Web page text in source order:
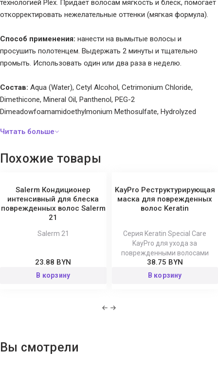
технологией Plex. Придает волосам мягкость и блеск, помогает
откорректировать нежелательные оттенки (мягкая формула).
Способ применения: нанести на вымытые волосы и
просушить полотенцем. Выдержать 2 минуты и тщательно
промыть. Использовать один или два раза в неделю.
Состав: Aqua (Water), Cetyl Alcohol, Cetrimonium Chloride,
Dimethicone, Mineral Oil, Panthenol, PEG-2
Dimeadowfoamamidoethylmonium Methosulfate, Hydrolyzed
Benzoic Acid Dehydroacetic Acid, Citric Acid, Acid Violet 43, Hexyl
Ionone, Parfum (Fragrance).
Похожие товары
Salerm Кондиционер
интенсивный для блеска
поврежденных волос Salerm
21
Salerm 21
23.88 BYN
В корзину
KayPro Реструктурирующая
маска для поврежденных
волос Keratin
Серия Keratin Special Care
KayPro для ухода за
поврежденными волосами
38.75 BYN
В корзину
Вы смотрели